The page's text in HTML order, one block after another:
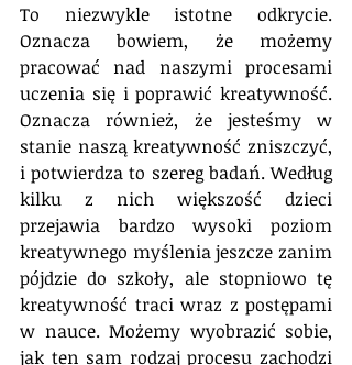
To niezwykle istotne odkrycie.
Oznacza bowiem, że możemy
pracować nad naszymi procesami
uczenia się i poprawić kreatywność.
Oznacza również, że jesteśmy w
stanie naszą kreatywność zniszczyć,
i potwierdza to szereg badań. Według
kilku z nich większość dzieci
przejawia bardzo wysoki poziom
kreatywnego myślenia jeszcze zanim
pójdzie do szkoły, ale stopniowo tę
kreatywność traci wraz z postępami
w nauce. Możemy wyobrazić sobie,
jak ten sam rodzaj procesu zachodzi